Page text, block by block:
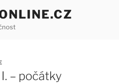
– počátky